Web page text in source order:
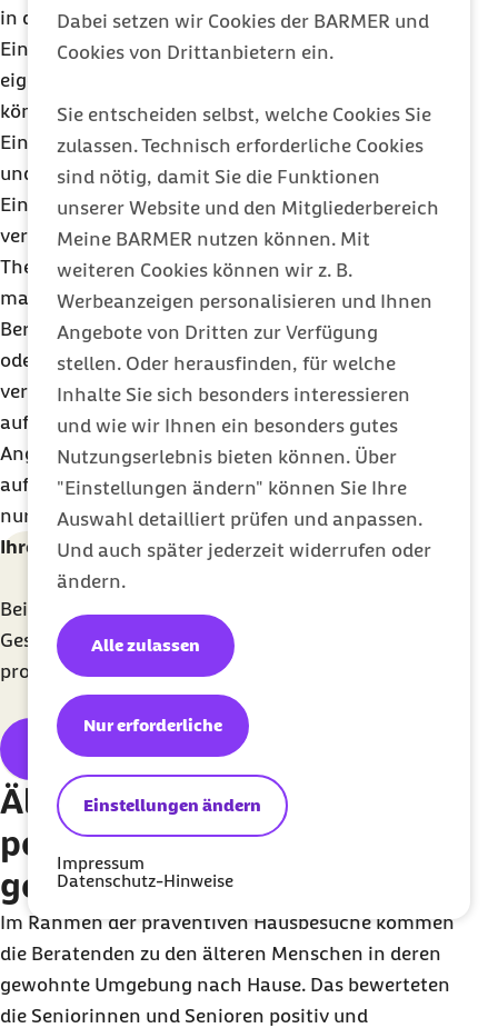
Dabei setzen wir Cookies der BARMER und
Cookies von Drittanbietern ein.
Sie entscheiden selbst, welche Cookies Sie
zulassen. Technisch erforderliche Cookies
sind nötig, damit Sie die Funktionen
unserer Website und den Mitgliederbereich
Meine BARMER nutzen können. Mit
weiteren Cookies können wir z. B.
Werbeanzeigen personalisieren und Ihnen
Angebote von Dritten zur Verfügung
stellen. Oder herausfinden, für welche
Inhalte Sie sich besonders interessieren
und wie wir Ihnen ein besonders gutes
Nutzungserlebnis bieten können. Über
"Einstellungen ändern" können Sie Ihre
Auswahl detailliert prüfen und anpassen.
Und auch später jederzeit widerrufen oder
ändern.
Einstellungen ändern
Nur erforderliche
Alle zulassen
Impressum
Datenschutz-Hinweise
in der Umgebung im Fall bestimmter
Einschränkungen gibt und wie Veränderungen im
eigenen Zuhause zu Erleichterungen beitragen
können.
Einige Menschen denken über ihre Lebenssituation
und Risikofaktoren im Alter erst nach, wenn
Einschränkungen bereits eingetreten sind, andere
verdrängen eine Auseinandersetzung mit diesem
Thema sogar bewusst. Wieder anderen Personen
mangelt es an Wissen zu entsprechenden
Beratungsstellen und Angeboten in der Umgebung
oder deren Erreichbarkeit ist mit viel Aufwand
verbunden. Auch fehlt beispielsweise Betroffenen
aufgrund längerer sozialer Isoliertheit der Mut,
Angebote aufzusuchen, oder sie können das Haus
aufgrund bestehender Pflege eines Angehörigen
nur selten verlassen.
Ihre Barmer Leistungen im Pflegefall
Bei einem Pflegefall ist es wichtig, einen starken
Gesundheitspartner zu haben. Barmer-Mitglieder
profitieren von vielen Leistungen bei der Pflege.
Barmer-Pflegeleistungen
Ältere Menschen reagieren
positiv auf Beratung in
gewohnter Umgebung
Im Rahmen der präventiven Hausbesuche kommen
die Beratenden zu den älteren Menschen in deren
gewohnte Umgebung nach Hause. Das bewerteten
die Seniorinnen und Senioren positiv und